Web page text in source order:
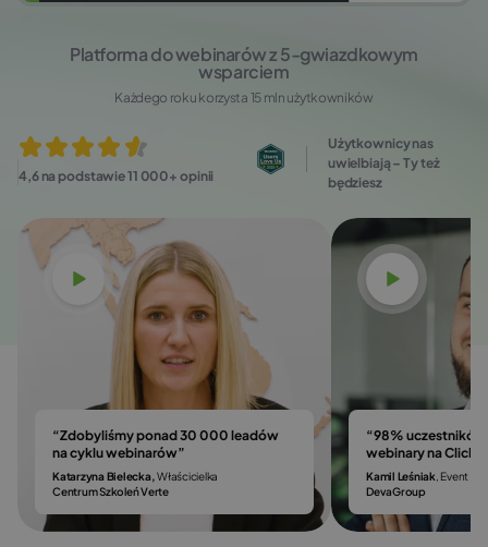
4,6 na podstawie 11 000+ opinii
Platforma do webinarów z 5‑gwiazdkowym
wsparciem
Każdego roku korzysta 15 mln użytkowników
Użytkownicy nas
uwielbiają – Ty też
będziesz
Obejrzyj
“Zdobyliśmy ponad 30 000 leadów
na cyklu webinarów”
Katarzyna Bielecka,Właścicielka
Centrum Szkoleń Verte
Obejrzyj
“98%
webinary na
Kamil Leśniak , Event &
DevaGroup